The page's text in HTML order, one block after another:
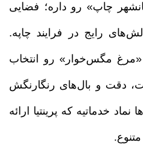
چاپ» رو داره؛ فضایی
رایج در فرایند چاپه.
«مرغ مگس‌خوار» رو انتخاب
دقت و بال‌های رنگارنگش
خدماتیه که پرینتیا ارائه